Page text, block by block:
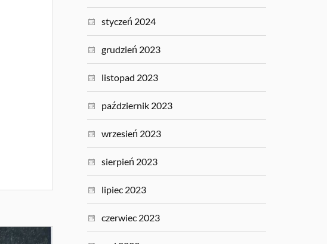
styczeń 2024
grudzień 2023
listopad 2023
październik 2023
wrzesień 2023
sierpień 2023
lipiec 2023
czerwiec 2023